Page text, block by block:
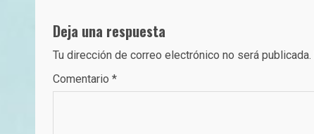
Deja una respuesta
Tu dirección de correo electrónico no será publicada.
Comentario *